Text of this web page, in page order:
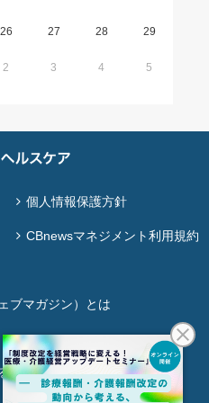
26 27 28 29
2 3 4 5
個人情報保護方針
CBnewsマネジメント利用規約
ブマガジン）とは
質問